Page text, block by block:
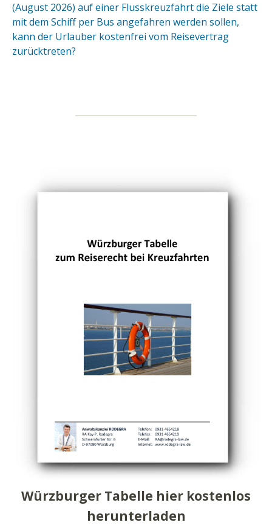
(August 2026) auf einer Flusskreuzfahrt die Ziele statt
mit dem Schiff per Bus angefahren werden sollen,
kann der Urlauber kostenfrei vom Reisevertrag
zurücktreten?
Würzburger Tabelle hier kostenlos
herunterladen